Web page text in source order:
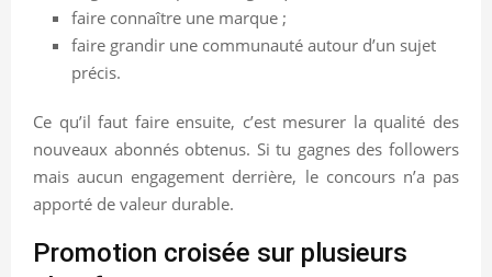
faire connaître une marque ;
faire grandir une communauté autour d’un sujet
précis.
Ce qu’il faut faire ensuite, c’est mesurer la qualité des
nouveaux abonnés obtenus. Si tu gagnes des followers
mais aucun engagement derrière, le concours n’a pas
apporté de valeur durable.
Promotion croisée sur plusieurs